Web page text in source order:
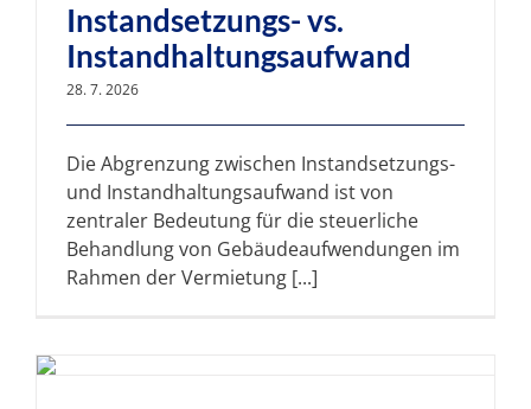
Instandsetzungs- vs.
Instandhaltungsaufwand
28. 7. 2026
Die Abgrenzung zwischen Instandsetzungs-
und Instandhaltungsaufwand ist von
zentraler Bedeutung für die steuerliche
Behandlung von Gebäudeaufwendungen im
Rahmen der Vermietung [...]